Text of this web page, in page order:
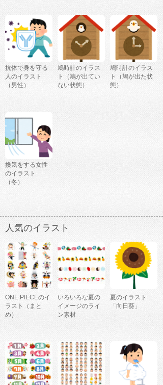
抗体で身を守る
人のイラスト
（男性）
鳩時計のイラス
ト（鳩が出てい
ない状態）
鳩時計のイラス
ト（鳩が出た状
態）
換気をする女性
のイラスト
（冬）
人気のイラスト
ONE PIECEのイ
ラスト（まと
め）
いろいろな夏の
イメージのライ
ン素材
夏のイラスト
「向日葵」